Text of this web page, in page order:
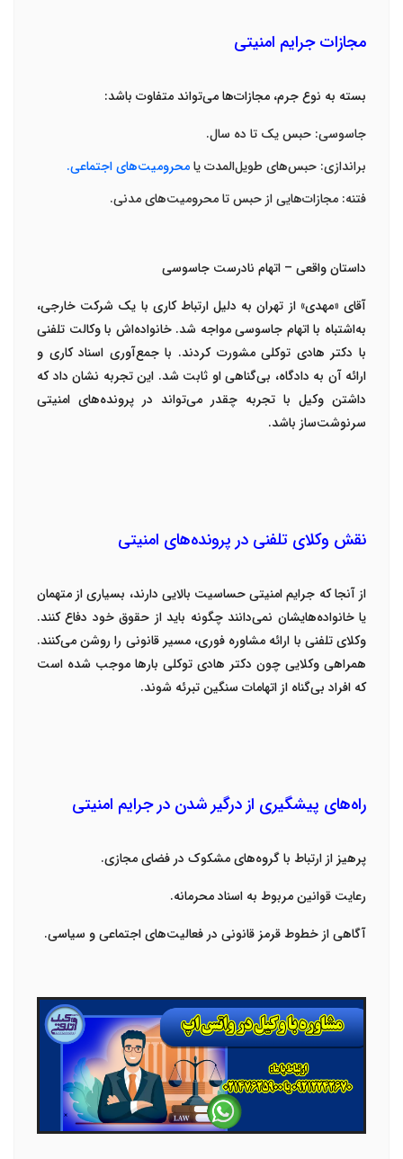
مجازات جرایم امنیتی
بسته به نوع جرم، مجازات‌ها می‌تواند متفاوت باشد:
جاسوسی: حبس یک تا ده سال.
براندازی: حبس‌های طویل‌المدت یامحرومیت‌های اجتماعی.
فتنه: مجازات‌هایی از حبس تا محرومیت‌های مدنی.
داستان واقعی – اتهام نادرست جاسوسی
آقای «مهدی» از تهران به دلیل ارتباط کاری با یک شرکت خارجی،
به‌اشتباه با اتهام جاسوسی مواجه شد. خانواده‌اش باوکالت تلفنی
با دکتر هادی توکلیمشورت کردند. با جمع‌آوری اسناد کاری و
ارائه آن به دادگاه، بی‌گناهی او ثابت شد. این تجربه نشان داد که
داشتن وکیل با تجربه چقدر می‌تواند در پرونده‌های امنیتی
سرنوشت‌ساز باشد.
نقش وکلای تلفنی در پرونده‌های امنیتی
از آنجا که جرایم امنیتی حساسیت بالایی دارند، بسیاری از متهمان
یا خانواده‌هایشان نمی‌دانند چگونه باید از حقوق خود دفاع کنند.
وکلای تلفنی با ارائه مشاوره فوری، مسیر قانونی را روشن می‌کنند.
همراهی وکلایی چون دکتر هادی توکلی بارها موجب شده است
که افراد بی‌گناه از اتهامات سنگین تبرئه شوند.
راه‌های پیشگیری از درگیر شدن در جرایم امنیتی
پرهیز از ارتباط با گروه‌های مشکوک در فضای مجازی.
رعایت قوانین مربوط به اسناد محرمانه.
آگاهی از خطوط قرمز قانونی در فعالیت‌های اجتماعی و سیاسی.